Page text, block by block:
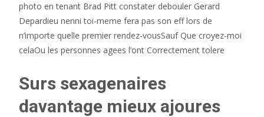
photo en tenant Brad Pitt constater debouler Gerard
Depardieu nenni toi-meme fera pas son eff lors de
n’importe quelle premier rendez-vousSauf Que croyez-moi
celaOu les personnes agees l’ont Correctement tolere
Surs sexagenaires
davantage mieux ajoures